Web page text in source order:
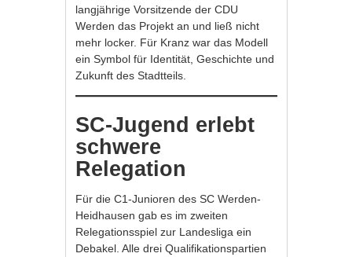
langjährige Vorsitzende der CDU
Werden das Projekt an und ließ nicht
mehr locker. Für Kranz war das Modell
ein Symbol für Identität, Geschichte und
Zukunft des Stadtteils.
SC-Jugend erlebt
schwere
Relegation
Für die C1-Junioren des SC Werden-
Heidhausen gab es im zweiten
Relegationsspiel zur Landesliga ein
Debakel. Alle drei Qualifikationspartien